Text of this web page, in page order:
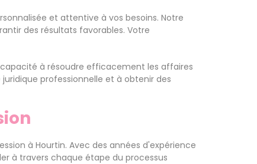
et attentive à vos besoins. Notre
des résultats favorables. Votre
à résoudre efficacement les affaires
professionnelle et à obtenir des
à Hourtin. Avec des années d'expérience
à travers chaque étape du processus